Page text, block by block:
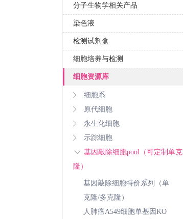
分子生物学相关产品
染色液
检测试剂盒
细胞培养与检测
细胞资源库
细胞系
原代细胞
永生化细胞
示踪细胞
基因敲除细胞pool（可定制单克
隆）
基因敲除细胞特价系列（单
克隆/多克隆）
人肺癌A549细胞单基因KO